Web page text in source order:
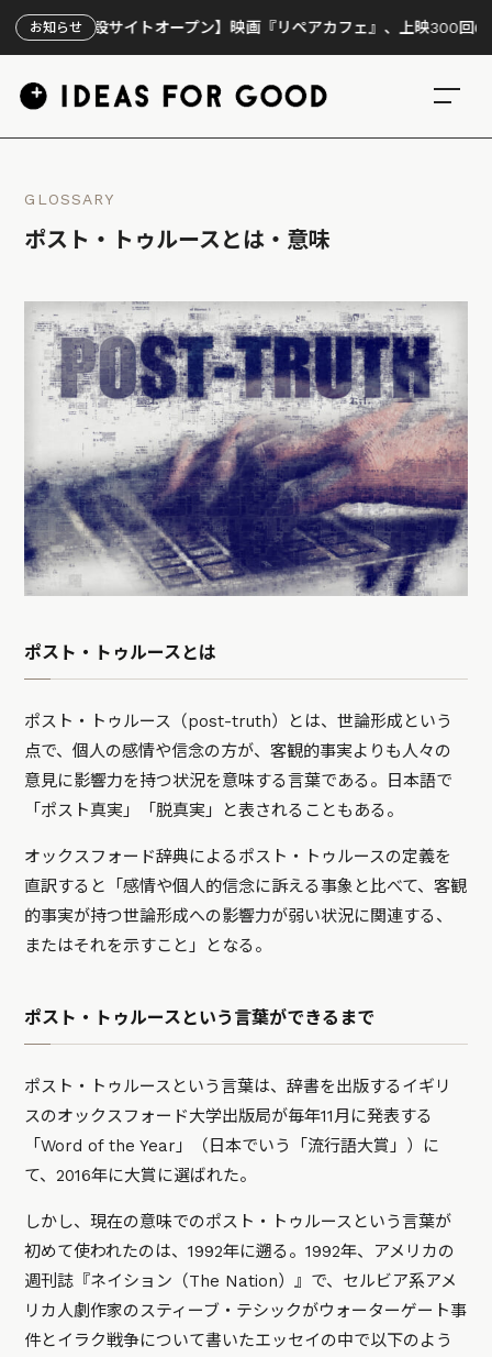
お知らせ
設サイトオープン】映画『リペアカフェ』、上映300回の先で見え
GLOSSARY
ポスト・トゥルースとは・意味
ポスト・トゥルースとは
ポスト・トゥルース（post-truth）とは、世論形成という
点で、個人の感情や信念の方が、客観的事実よりも人々の
意見に影響力を持つ状況を意味する言葉である。日本語で
「ポスト真実」「脱真実」と表されることもある。
オックスフォード辞典によるポスト・トゥルースの定義を
直訳すると「感情や個人的信念に訴える事象と比べて、客観
的事実が持つ世論形成への影響力が弱い状況に関連する、
またはそれを示すこと」となる。
ポスト・トゥルースという言葉ができるまで
ポスト・トゥルースという言葉は、辞書を出版するイギリ
スのオックスフォード大学出版局が毎年11月に発表する
「Word of the Year」（日本でいう「流行語大賞」）に
て、2016年に大賞に選ばれた。
しかし、現在の意味でのポスト・トゥルースという言葉が
初めて使われたのは、1992年に遡る。1992年、アメリカの
週刊誌『ネイション（The Nation）』で、セルビア系アメ
リカ人劇作家のスティーブ・テシックがウォーターゲート事
件とイラク戦争について書いたエッセイの中で以下のよう